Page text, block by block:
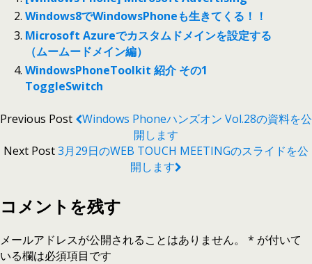
Windows8でWindowsPhoneも生きてくる！！
Microsoft Azureでカスタムドメインを設定する
（ムームードメイン編）
WindowsPhoneToolkit 紹介 その1
ToggleSwitch
Previous Post
Windows Phoneハンズオン Vol.28の資料を公
開します
Next Post3月29日のWEB TOUCH MEETINGのスライドを公
開します
コメントを残す
メールアドレスが公開されることはありません。 * が付いて
いる欄は必須項目です